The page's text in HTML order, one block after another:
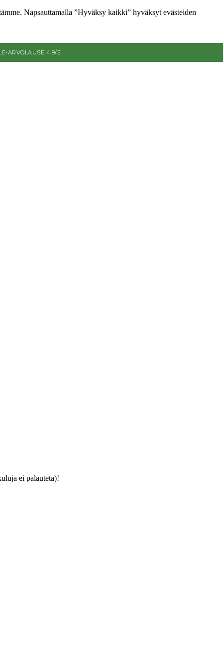
Napsauttamalla ”Hyväksy kaikki” hyväksyt evästeiden
ARVOLAUSE 4.9/5
ei palauteta)!